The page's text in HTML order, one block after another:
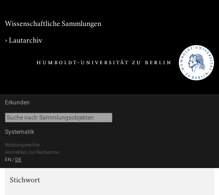
Wissenschaftliche Sammlungen
›Lautarchiv
Erkunden
Systematik
Nutzungsrechte
Anmelden zur Recherche
EN / DE
Stichwort